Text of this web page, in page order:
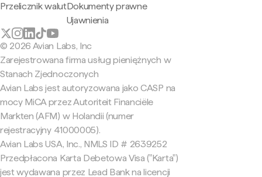
Przelicznik walutDokumenty prawne
Ujawnienia
© 2026 Avian Labs, Inc
Zarejestrowana firma usług pieniężnych w
Stanach Zjednoczonych
Avian Labs jest autoryzowana jako CASP na
mocy MiCA przez Autoriteit Financiële
Markten (AFM) w Holandii (numer
rejestracyjny 41000005).
Avian Labs USA, Inc., NMLS ID # 2639252
Przedpłacona Karta Debetowa Visa ("Karta")
jest wydawana przez Lead Bank na licencji